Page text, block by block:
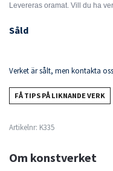
Såld
Verket är sålt, men kontakta
FÅ TIPS PÅ LIKNANDE VERK
Artikelnr: K335
Om konstverket